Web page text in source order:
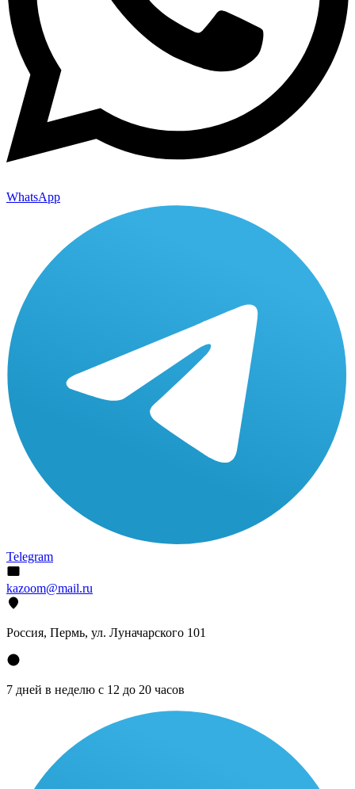
WhatsApp
Telegram
kazoom@mail.ru
Россия, Пермь, ул. Луначарского 101
7 дней в неделю с 12 до 20 часов